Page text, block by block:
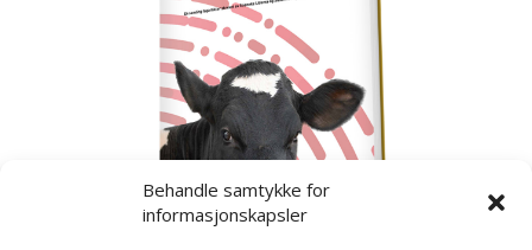
Behandle samtykke for
informasjonskapsler